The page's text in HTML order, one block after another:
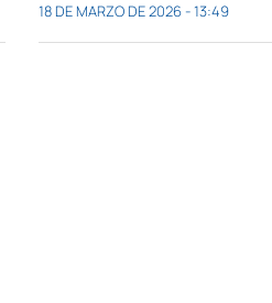
18 DE MARZO DE 2026 - 13:49